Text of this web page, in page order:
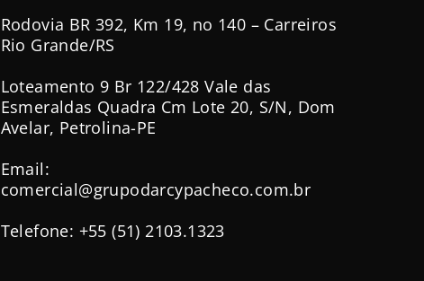
Rodovia BR 392, Km 19, no 140 – Carreiros
Rio Grande/RS
Loteamento 9 Br 122/428 Vale das
Esmeraldas Quadra Cm Lote 20, S/N, Dom
Avelar, Petrolina-PE
Email:
comercial@grupodarcypacheco.com.br
Telefone: +55 (51) 2103.1323